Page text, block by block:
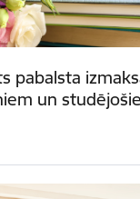
pabalsta
un